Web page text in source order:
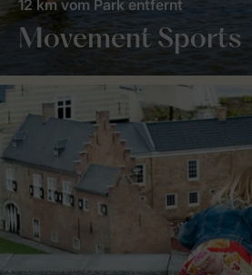
Movement Sports
12 km vom Park entfernt